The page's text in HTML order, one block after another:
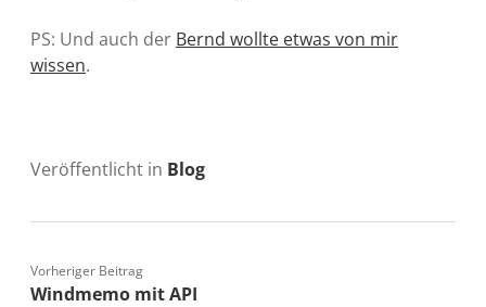
PS: Und auch der Bernd wollte etwas von mir
wissen.
Veröffentlicht in Blog
Vorheriger Beitrag
Windmemo mit API